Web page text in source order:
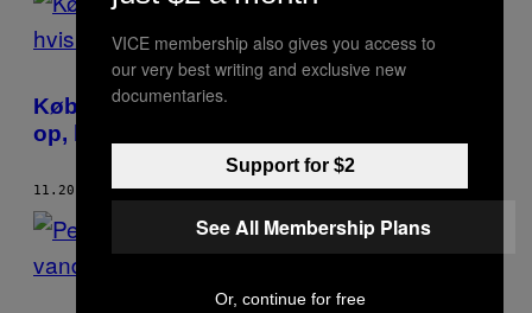
Københavns madmor siger, vi skal råbe
op, hvis vi vil spise bedre
11.20.17 AFLARS BJERREGAARD
VICE membership also gives you access to
our very best writing and exclusive new
documentaries.
Support for $2
See All Membership Plans
Or, continue for free